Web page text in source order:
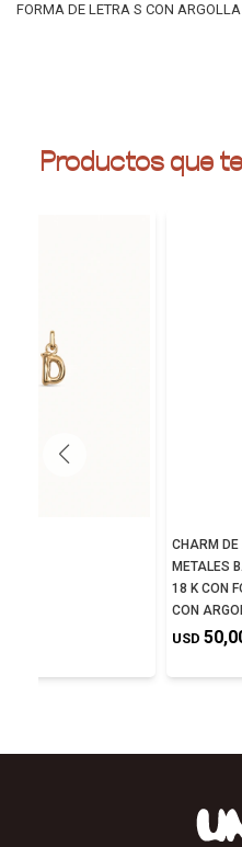
FORMA DE LETRA S CON ARGOLLA
Productos que
CHARM
METALES
18 K CON
CON
USD